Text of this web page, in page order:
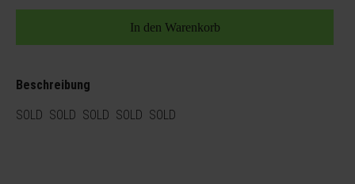
Beschreibung
SOLD SOLD SOLD SOLD SOLD